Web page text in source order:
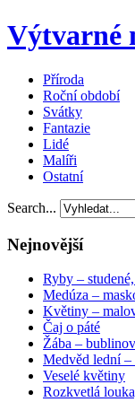
Výtvarné
Příroda
Roční období
Svátky
Fantazie
Lidé
Malíři
Ostatní
Search...
Nejnovější
Ryby –
Medúza –
Květiny –
Čaj o páté
Žába –
Medvěd lední –
Veselé květiny
Rozkvetlá